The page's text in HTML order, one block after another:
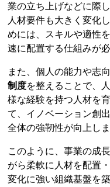
業の立ち上げなどに際
人材要件も大きく変化
めには、スキルや適性
速に配置する仕組みが必
また、個人の能力や志
制度を整えることで、
様な経験を持つ人材を
て、イノベーション創
全体の強靭性が向上しま
このように、事業の成
がら柔軟に人材を配置
変化に強い組織基盤を